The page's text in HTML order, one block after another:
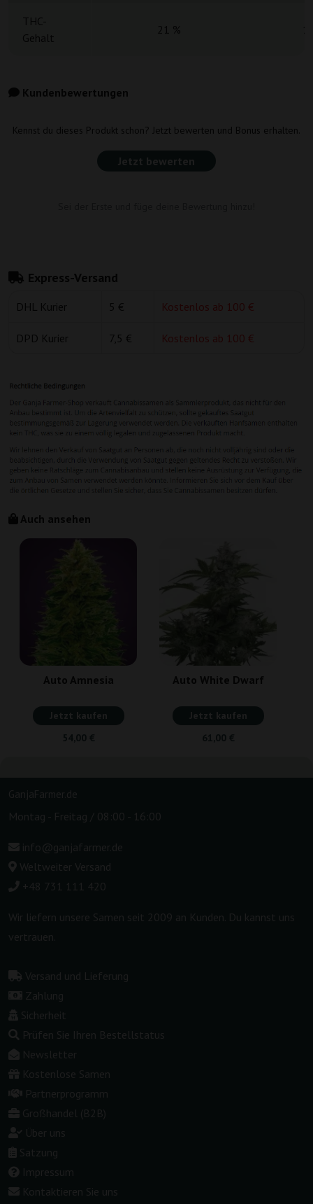
THC-
Gehalt
21 %
Kundenbewertungen
Kennst du dieses Produkt schon? Jetzt bewerten und Bonus erhalten.
Jetzt bewerten
Express-Versand
DHL Kurier 5 € Kostenlos ab 100 €
DPD Kurier 7,5 € Kostenlos ab 100 €
Auch ansehen
Auto Amnesia
Jetzt kaufen
54,00 €
Auto White Dwarf
Jetzt kaufen
61,00 €
GanjaFarmer.de
Montag - Freitag / 08:00 - 16:00
info@ganjafarmer.de
Weltweiter Versand
+48 731 111 420
Wir liefern unsere Samen seit 2009 an Kunden. Du kannst uns
vertrauen.
Versand und Lieferung
Zahlung
Sicherheit
Prüfen Sie Ihren Bestellstatus
Newsletter
Kostenlose Samen
Partnerprogramm
Großhandel (B2B)
Über uns
Satzung
Impressum
Kontaktieren Sie uns